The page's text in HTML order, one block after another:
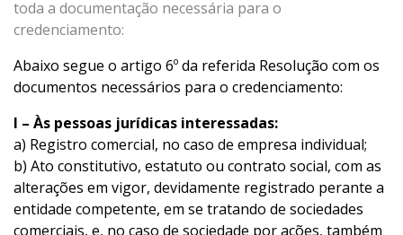
toda a documentação necessária para o
credenciamento:
Abaixo segue o artigo 6º da referida Resolução com os
documentos necessários para o credenciamento:
I – Às pessoas jurídicas interessadas:
a) Registro comercial, no caso de empresa individual;
b) Ato constitutivo, estatuto ou contrato social, com as
alterações em vigor, devidamente registrado perante a
entidade competente, em se tratando de sociedades
comerciais, e, no caso de sociedade por ações, também